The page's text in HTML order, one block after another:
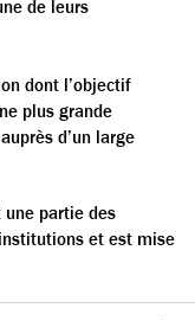
de leurs
dont l’objectif
plus grande
d’un large
partie des
et est mise